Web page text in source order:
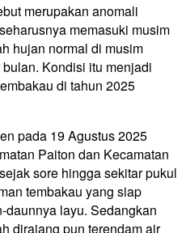
merupakan anomali
memasuki musim
hujan normal di musim
Kondisi itu menjadi
di tahun 2025
pada 19 Agustus 2025
Paiton dan Kecamatan
sore hingga sekitar pukul
tembakau yang siap
daunnya layu. Sedangkan
dirajang pun terendam air